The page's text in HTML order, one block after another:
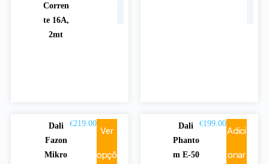
Corren
te 16A,
2mt
Dali
Fazon
Mikro
€219.00
Ver
opçõ
Dali
Phanto
m E-50
€199.00
Adici
onar